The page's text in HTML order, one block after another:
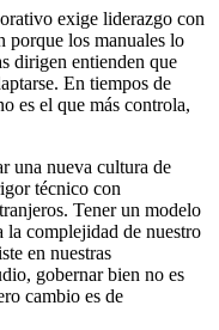
exige liderazgo con
porque los manuales lo
dirigen entienden que
En tiempos de
es el que más controla,
una nueva cultura de
técnico con
Tener un modelo
la complejidad de nuestro
en nuestras
gobernar bien no es
cambio es de